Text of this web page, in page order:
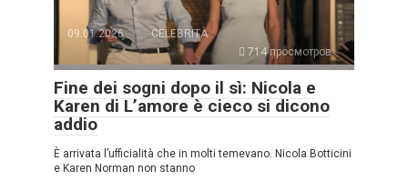
09.01.2026
CELEBRITÀ
714 просмотров
Fine dei sogni dopo il sì: Nicola e
Karen di L’amore è cieco si dicono
addio
È arrivata l’ufficialità che in molti temevano. Nicola Botticini
e Karen Norman non stanno